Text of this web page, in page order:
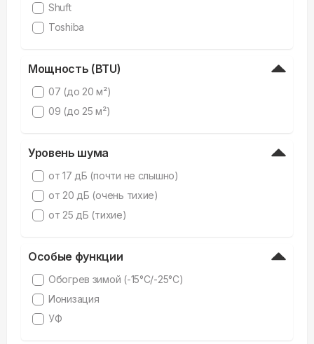
Shuft
Toshiba
Мощность (BTU)
07 (до 20 м²)
09 (до 25 м²)
Уровень шума
от 17 дБ (почти не слышно)
от 20 дБ (очень тихие)
от 25 дБ (тихие)
Особые функции
Обогрев зимой (-15°C/-25°C)
Ионизация
УФ